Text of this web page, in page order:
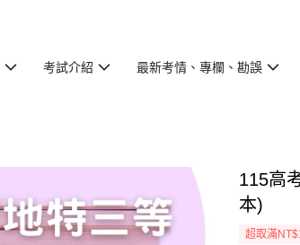
考試介紹 最新考情、專欄、勘誤
115高
本)
超取滿